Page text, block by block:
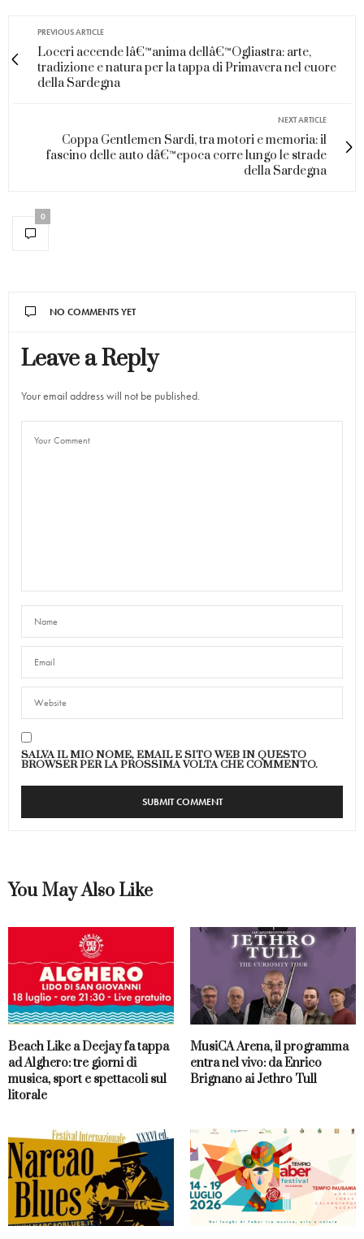
PREVIOUS ARTICLE
Loceri accende lâ€™anima dellâ€™Ogliastra: arte,
tradizione e natura per la tappa di Primavera nel cuore
della Sardegna
NEXT ARTICLE
Coppa Gentlemen Sardi, tra motori e memoria: il
fascino delle auto dâ€™epoca corre lungo le strade
della Sardegna
0
NO COMMENTS YET
Leave a Reply
Your email address will not be published.
SALVA IL MIO NOME, EMAIL E SITO WEB IN QUESTO
BROWSER PER LA PROSSIMA VOLTA CHE COMMENTO.
You May Also Like
Beach Like a Deejay fa tappa
ad Alghero: tre giorni di
musica, sport e spettacoli sul
litorale
MusiCA Arena, il programma
entra nel vivo: da Enrico
Brignano ai Jethro Tull